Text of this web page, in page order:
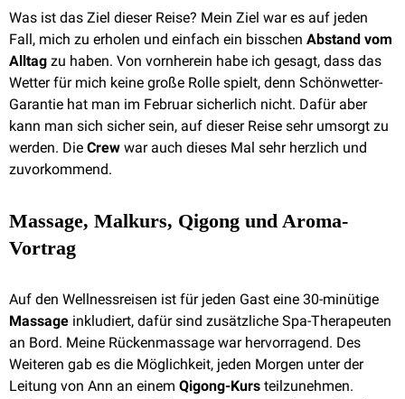
Was ist das Ziel dieser Reise? Mein Ziel war es auf jeden
Fall, mich zu erholen und einfach ein bisschen Abstand vom
Alltag zu haben. Von vornherein habe ich gesagt, dass das
Wetter für mich keine große Rolle spielt, denn Schönwetter-
Garantie hat man im Februar sicherlich nicht. Dafür aber
kann man sich sicher sein, auf dieser Reise sehr umsorgt zu
werden. Die Crew war auch dieses Mal sehr herzlich und
zuvorkommend.
Massage, Malkurs, Qigong und Aroma-
Vortrag
Auf den Wellnessreisen ist für jeden Gast eine 30-minütige
Massage inkludiert, dafür sind zusätzliche Spa-Therapeuten
an Bord. Meine Rückenmassage war hervorragend. Des
Weiteren gab es die Möglichkeit, jeden Morgen unter der
Leitung von Ann an einem Qigong-Kurs teilzunehmen.